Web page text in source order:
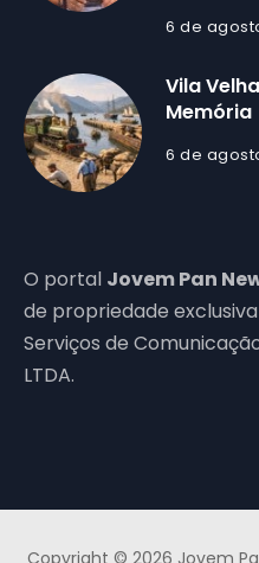
6 de
Vila
Memória
6 de
O portal Jovem Pan
de propriedade
Serviços de
LTDA.